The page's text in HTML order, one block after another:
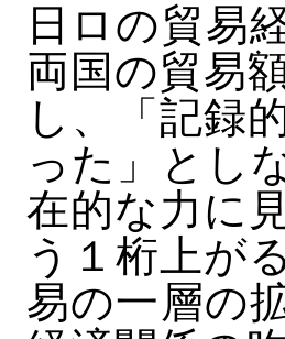
日ロの貿易
両国の貿易
し、「記録
った」とし
在的な力に
う１桁上が
易の一層の